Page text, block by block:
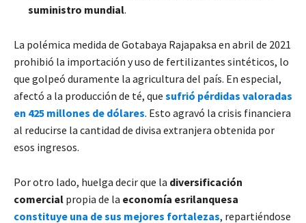
suministro mundial.
La polémica medida de Gotabaya Rajapaksa en abril de 2021
prohibió la importación y uso de fertilizantes sintéticos, lo
que golpeó duramente la agricultura del país. En especial,
afectó a la producción de té, que sufrió pérdidas valoradas
en 425 millones de dólares. Esto agravó la crisis financiera
al reducirse la cantidad de divisa extranjera obtenida por
esos ingresos.
Por otro lado, huelga decir que la diversificación
comercial propia de la economía esrilanquesa
constituye una de sus mejores fortalezas, repartiéndose